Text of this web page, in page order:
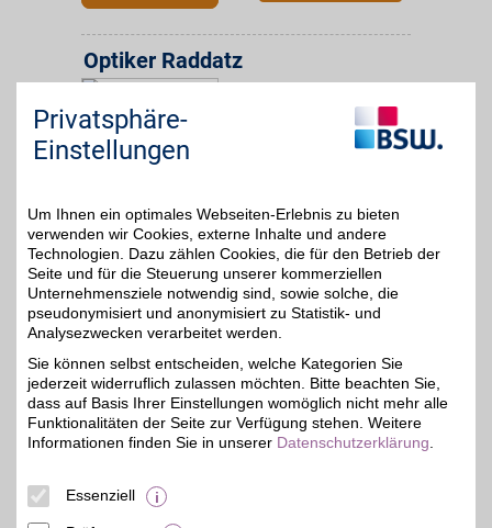
31,9 km
Optiker Raddatz
Auf Karte anzeigen
34,7 km
6%
AS ANKE SCHATTSCHNEIDER OPTIK
Neustädter Passage 6,
06122
Halle
Auf Karte anzeigen
Zum Partnerprofil
36,5 km
Marle Optik & Akustik
Privatsphäre-
Einstellungen
Um Ihnen ein optimales Webseiten-Erlebnis zu bieten
verwenden wir Cookies, externe Inhalte und andere
Technologien. Dazu zählen Cookies, die für den Betrieb der
Seite und für die Steuerung unserer kommerziellen
Unternehmensziele notwendig sind, sowie solche, die
pseudonymisiert und anonymisiert zu Statistik- und
Analysezwecken verarbeitet werden.
Sie können selbst entscheiden, welche Kategorien Sie
jederzeit widerruflich zulassen möchten. Bitte beachten Sie,
dass auf Basis Ihrer Einstellungen womöglich nicht mehr alle
Funktionalitäten der Seite zur Verfügung stehen. Weitere
Informationen finden Sie in unserer Datenschutzerklärung
Essenziell